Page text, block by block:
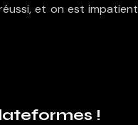
et on est impatient
!